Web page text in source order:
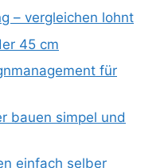
– vergleichen lohnt
45 cm
für
bauen simpel und
einfach selber